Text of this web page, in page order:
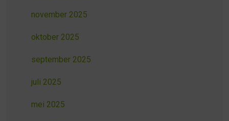
november 2025
oktober 2025
september 2025
juli 2025
mei 2025